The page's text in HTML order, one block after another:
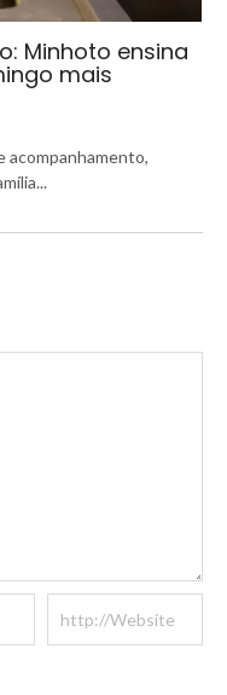
Minhoto ensina
mais
acompanhamento,